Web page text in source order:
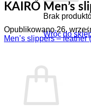
Brak
Wróć do
KAIRO Men’s
Opublikowano26.
Men’s slippers – leather